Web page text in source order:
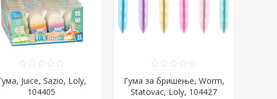
Juice, Sazio, Loly,
104405
Гума за бришење, Worm,
Statovac, Loly, 104427